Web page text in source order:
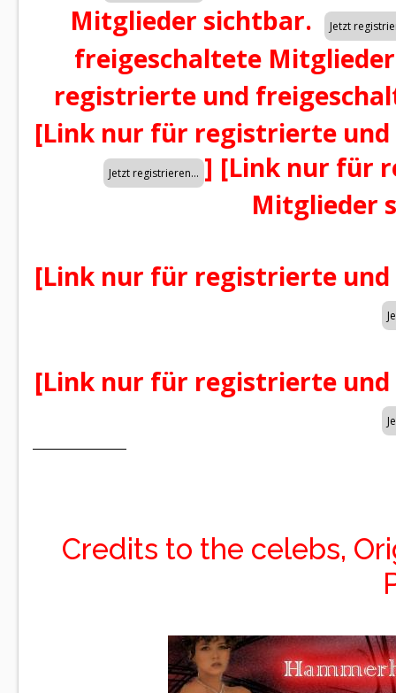
Mitglieder sichtbar.
freigeschaltete
registrierte und
[Link nur für registrierte
] [Link nur für
Mitglieder
[Link nur für registrierte
[Link nur für registrierte
Credits to the celebs,